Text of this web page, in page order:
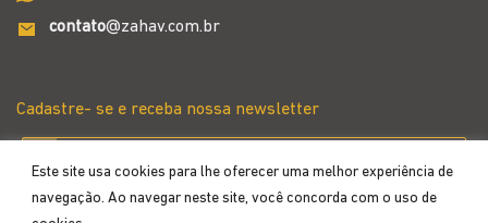
Este site usa cookies para lhe oferecer uma melhor experiência de
navegação. Ao navegar neste site, você concorda com o uso de
contato@zahav.com.br
Cadastre- se e receba nossa newsletter